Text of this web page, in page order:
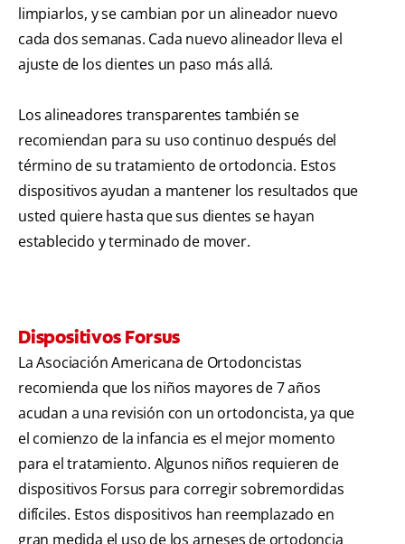
limpiarlos, y se cambian por un alineador nuevo
cada dos semanas. Cada nuevo alineador lleva el
ajuste de los dientes un paso más allá.
Los alineadores transparentes también se
recomiendan para su uso continuo después del
término de su tratamiento de ortodoncia. Estos
dispositivos ayudan a mantener los resultados que
usted quiere hasta que sus dientes se hayan
establecido y terminado de mover.
Dispositivos Forsus
La Asociación Americana de Ortodoncistas
recomienda que los niños mayores de 7 años
acudan a una revisión con un ortodoncista, ya que
el comienzo de la infancia es el mejor momento
para el tratamiento. Algunos niños requieren de
dispositivos Forsus para corregir sobremordidas
difíciles. Estos dispositivos han reemplazado en
gran medida el uso de los arneses de ortodoncia